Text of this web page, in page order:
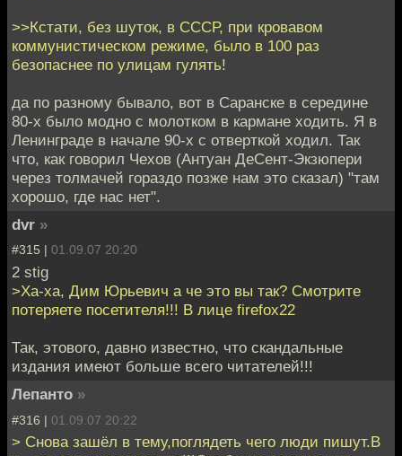
>>Кстати, без шуток, в СССР, при кровавом
коммунистическом режиме, было в 100 раз
безопаснее по улицам гулять!
да по разному бывало, вот в Саранске в середине
80-х было модно с молотком в кармане ходить. Я в
Ленинграде в начале 90-х с отверткой ходил. Так
что, как говорил Чехов (Антуан ДеСент-Экзюпери
через толмачей гораздо позже нам это сказал) "там
хорошо, где нас нет".
dvr »
#315 | 01.09.07 20:20
2 stig
>Ха-ха, Дим Юрьевич а че это вы так? Смотрите
потеряете посетителя!!! В лице firefox22
Так, этового, давно известно, что скандальные
издания имеют больше всего читателей!!!
Лепанто »
#316 | 01.09.07 20:22
> Снова зашёл в тему,поглядеть чего люди пишут.В